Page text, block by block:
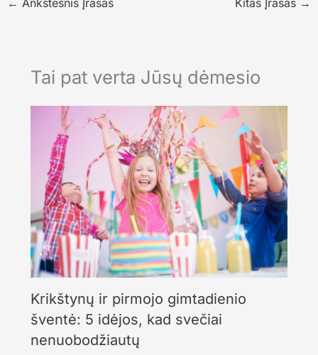
Tai pat verta Jūsų dėmesio
Krikštynų ir pirmojo gimtadienio
šventė: 5 idėjos, kad svečiai
nenuobodžiautų